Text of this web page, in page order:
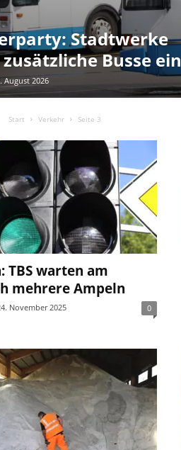
Stadtwerke
Busse ein
August 2026
Start Verkehr Seite 3
TBS warten am
mehrere Ampeln
November 2025 0